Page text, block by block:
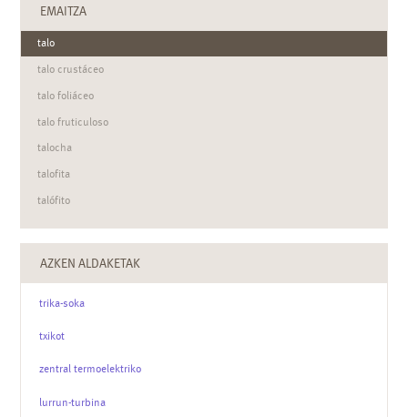
EMAITZA
talo
talo crustáceo
talo foliáceo
talo fruticuloso
talocha
talofita
talófito
talón
AZKEN ALDAKETAK
trika-soka
txikot
zentral termoelektriko
lurrun-turbina